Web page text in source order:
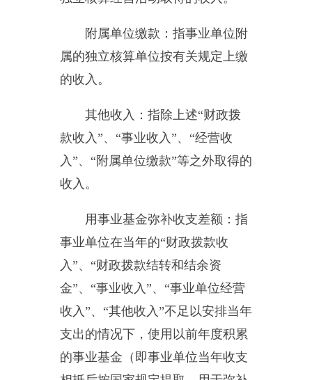
的资金，既包括财政拨款结转和结
余，也包括事业收入、经营收入、
其他收入的结转和结余。
人员支出和公用支出。
项目支出：指在基本支出之外
标所发生的支出。
经营支出：指事业单位在专业
业务活动及其辅助活动之外开展非
独立核算经营活动发生的支出。
单位发生的用非财政预算资金对附
属单位的补助支出。